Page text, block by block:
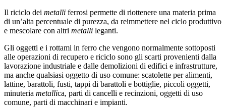
Il riciclo dei metalli ferrosi permette di riottenere una materia prima
di un’alta percentuale di purezza, da reimmettere nel ciclo produttivo
e mescolare con altri metalli leganti.
Gli oggetti e i rottami in ferro che vengono normalmente sottoposti
alle operazioni di recupero e riciclo sono gli scarti provenienti dalla
lavorazione industriale e dalle demolizioni di edifici e infrastrutture,
ma anche qualsiasi oggetto di uso comune: scatolette per alimenti,
lattine, barattoli, fusti, tappi di barattoli e bottiglie, piccoli oggetti,
minuteria metallica, parti di cancelli e recinzioni, oggetti di uso
comune, parti di macchinari e impianti.